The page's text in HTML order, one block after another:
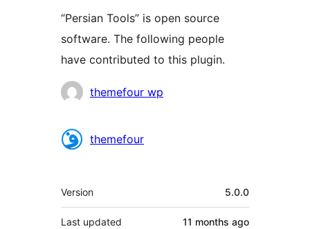
“Persian Tools” is open source
software. The following people
have contributed to this plugin.
Contributors
themefour wp
themefour
Meta
Version 5.0.0
Last updated 11 months ago